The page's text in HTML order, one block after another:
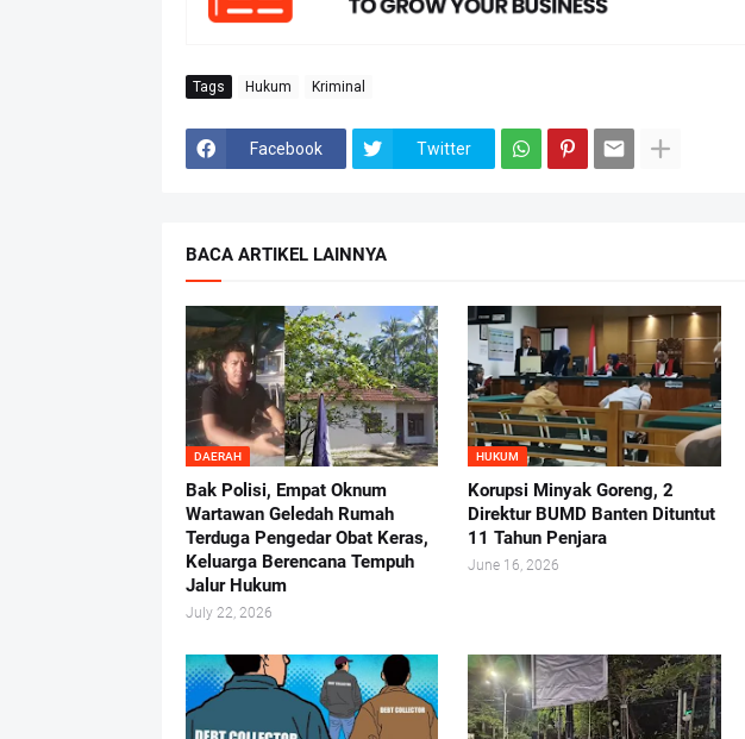
Tags Hukum Kriminal
Facebook Twitter
BACA ARTIKEL LAINNYA
DAERAH
Bak Polisi, Empat Oknum
Wartawan Geledah Rumah
Terduga Pengedar Obat Keras,
Keluarga Berencana Tempuh
Jalur Hukum
July 22, 2026
HUKUM
Korupsi Minyak Goreng, 2
Direktur BUMD Banten Dituntut
11 Tahun Penjara
June 16, 2026